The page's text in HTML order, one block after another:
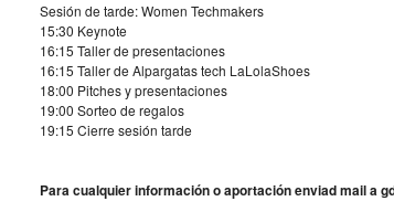
Sesión de tarde: Women Techmakers
15:30 Keynote
16:15 Taller de presentaciones
16:15 Taller de Alpargatas tech LaLolaShoes
18:00 Pitches y presentaciones
19:00 Sorteo de regalos
19:15 Cierre sesión tarde
Para cualquier información o aportación enviad mail a